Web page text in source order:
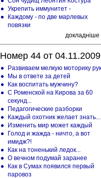
Укрепить иммунитет -
Каждому - по две марлевых
повязки
докладніше
Номер 44 от 04.11.2009
Развиваем мелкую моторику рук
Мы в ответе за детей
Как воспитать мужчину?
С Роменской на Кирова за 60
секунд...
Педагогические разборки
Каждый охотник желает знать...
Изменить мир может каждый
Голод и жажда - ничто, а вот
имидж?!
Как на тоненький ледок...
О вечном подумай заранее
Как в Сумах появился первый
паровоз